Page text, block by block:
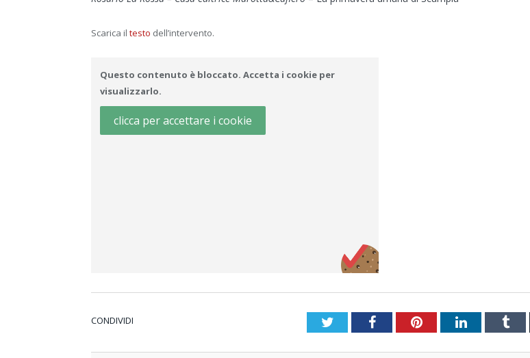
Scarica il testo dell’intervento.
Questo contenuto è bloccato. Accetta i cookie per
visualizzarlo.
clicca per accettare i cookie
CONDIVIDI TwitterFacebookPinterestLinkedIn